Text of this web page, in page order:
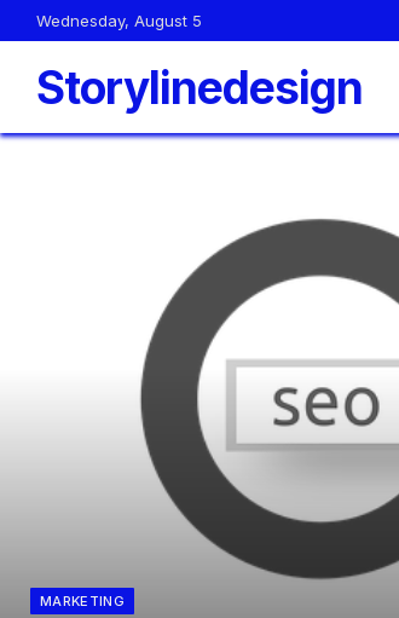
Wednesday, August 5
Storylinedesign
MARKETING